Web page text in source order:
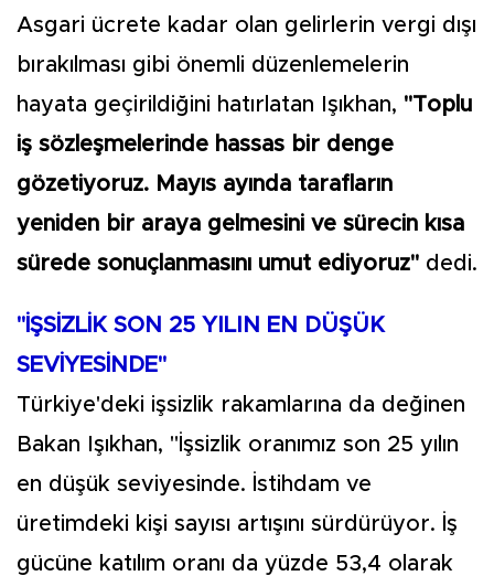
Asgari ücrete kadar olan gelirlerin vergi dışı
bırakılması gibi önemli düzenlemelerin
hayata geçirildiğini hatırlatan Işıkhan, "Toplu
iş sözleşmelerinde hassas bir denge
gözetiyoruz. Mayıs ayında tarafların
yeniden bir araya gelmesini ve sürecin kısa
sürede sonuçlanmasını umut ediyoruz" dedi.
"İŞSİZLİK SON 25 YILIN EN DÜŞÜK
SEVİYESİNDE"
Türkiye'deki işsizlik rakamlarına da değinen
Bakan Işıkhan, "İşsizlik oranımız son 25 yılın
en düşük seviyesinde. İstihdam ve
üretimdeki kişi sayısı artışını sürdürüyor. İş
gücüne katılım oranı da yüzde 53,4 olarak